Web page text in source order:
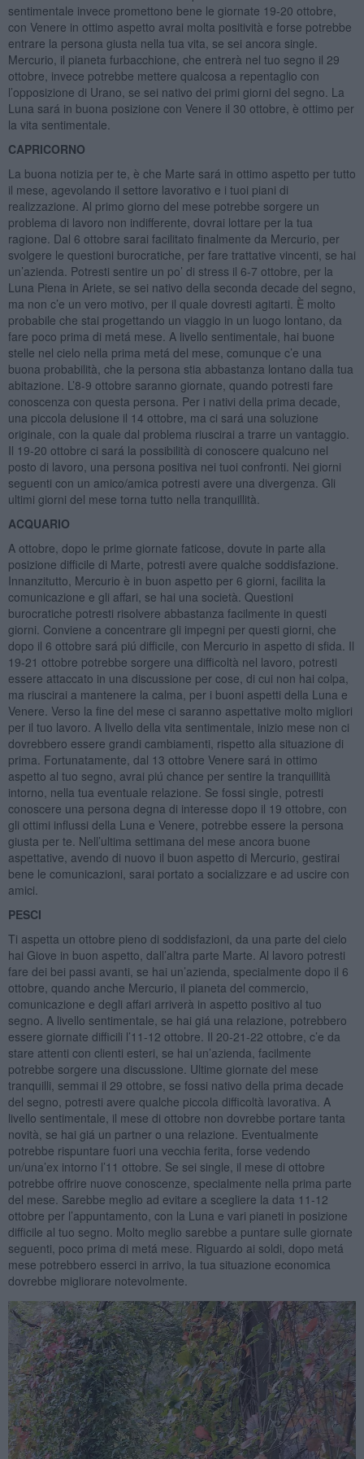
sentimentale invece promettono bene le giornate 19-20 ottobre,
con Venere in ottimo aspetto avrai molta positività e forse potrebbe
entrare la persona giusta nella tua vita, se sei ancora single.
Mercurio, il pianeta furbacchione, che entrerà nel tuo segno il 29
ottobre, invece potrebbe mettere qualcosa a repentaglio con
l’opposizione di Urano, se sei nativo dei primi giorni del segno. La
Luna sará in buona posizione con Venere il 30 ottobre, è ottimo per
la vita sentimentale.
CAPRICORNO
La buona notizia per te, è che Marte sará in ottimo aspetto per tutto
il mese, agevolando il settore lavorativo e i tuoi piani di
realizzazione. Al primo giorno del mese potrebbe sorgere un
problema di lavoro non indifferente, dovrai lottare per la tua
ragione. Dal 6 ottobre sarai facilitato finalmente da Mercurio, per
svolgere le questioni burocratiche, per fare trattative vincenti, se hai
un’azienda. Potresti sentire un po’ di stress il 6-7 ottobre, per la
Luna Piena in Ariete, se sei nativo della seconda decade del segno,
ma non c’e un vero motivo, per il quale dovresti agitarti. È molto
probabile che stai progettando un viaggio in un luogo lontano, da
fare poco prima di metá mese. A livello sentimentale, hai buone
stelle nel cielo nella prima metá del mese, comunque c’e una
buona probabilità, che la persona stia abbastanza lontano dalla tua
abitazione. L’8-9 ottobre saranno giornate, quando potresti fare
conoscenza con questa persona. Per i nativi della prima decade,
una piccola delusione il 14 ottobre, ma ci sará una soluzione
originale, con la quale dal problema riuscirai a trarre un vantaggio.
Il 19-20 ottobre ci sará la possibilità di conoscere qualcuno nel
posto di lavoro, una persona positiva nei tuoi confronti. Nei giorni
seguenti con un amico/amica potresti avere una divergenza. Gli
ultimi giorni del mese torna tutto nella tranquillità.
ACQUARIO
A ottobre, dopo le prime giornate faticose, dovute in parte alla
posizione difficile di Marte, potresti avere qualche soddisfazione.
Innanzitutto, Mercurio è in buon aspetto per 6 giorni, facilita la
comunicazione e gli affari, se hai una società. Questioni
burocratiche potresti risolvere abbastanza facilmente in questi
giorni. Conviene a concentrare gli impegni per questi giorni, che
dopo il 6 ottobre sará piú difficile, con Mercurio in aspetto di sfida. Il
19-21 ottobre potrebbe sorgere una difficoltà nel lavoro, potresti
essere attaccato in una discussione per cose, di cui non hai colpa,
ma riuscirai a mantenere la calma, per i buoni aspetti della Luna e
Venere. Verso la fine del mese ci saranno aspettative molto migliori
per il tuo lavoro. A livello della vita sentimentale, inizio mese non ci
dovrebbero essere grandi cambiamenti, rispetto alla situazione di
prima. Fortunatamente, dal 13 ottobre Venere sará in ottimo
aspetto al tuo segno, avrai piú chance per sentire la tranquillità
intorno, nella tua eventuale relazione. Se fossi single, potresti
conoscere una persona degna di interesse dopo il 19 ottobre, con
gli ottimi influssi della Luna e Venere, potrebbe essere la persona
giusta per te. Nell’ultima settimana del mese ancora buone
aspettative, avendo di nuovo il buon aspetto di Mercurio, gestirai
bene le comunicazioni, sarai portato a socializzare e ad uscire con
amici.
PESCI
Ti aspetta un ottobre pieno di soddisfazioni, da una parte del cielo
hai Giove in buon aspetto, dall’altra parte Marte. Al lavoro potresti
fare dei bei passi avanti, se hai un’azienda, specialmente dopo il 6
ottobre, quando anche Mercurio, il pianeta del commercio,
comunicazione e degli affari arriverà in aspetto positivo al tuo
segno. A livello sentimentale, se hai giá una relazione, potrebbero
essere giornate difficili l’11-12 ottobre. Il 20-21-22 ottobre, c’e da
stare attenti con clienti esteri, se hai un’azienda, facilmente
potrebbe sorgere una discussione. Ultime giornate del mese
tranquilli, semmai il 29 ottobre, se fossi nativo della prima decade
del segno, potresti avere qualche piccola difficoltà lavorativa. A
livello sentimentale, il mese di ottobre non dovrebbe portare tanta
novità, se hai giá un partner o una relazione. Eventualmente
potrebbe rispuntare fuori una vecchia ferita, forse vedendo
un/una’ex intorno l’11 ottobre. Se sei single, il mese di ottobre
potrebbe offrire nuove conoscenze, specialmente nella prima parte
del mese. Sarebbe meglio ad evitare a scegliere la data 11-12
ottobre per l’appuntamento, con la Luna e vari pianeti in posizione
difficile al tuo segno. Molto meglio sarebbe a puntare sulle giornate
seguenti, poco prima di metá mese. Riguardo ai soldi, dopo metá
mese potrebbero esserci in arrivo, la tua situazione economica
dovrebbe migliorare notevolmente.